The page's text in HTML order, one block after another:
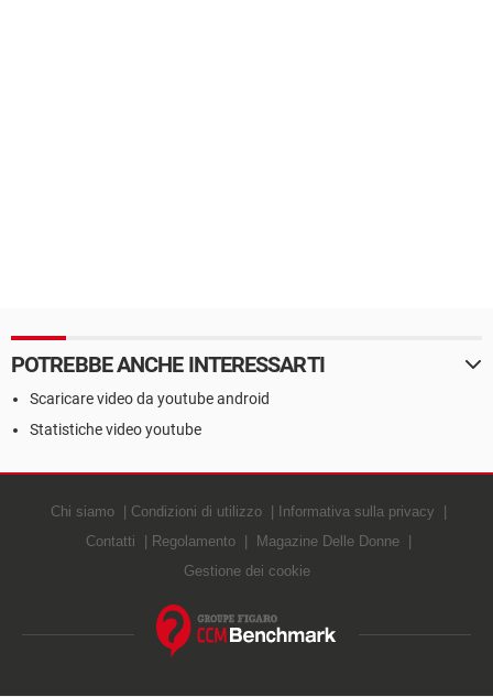
POTREBBE ANCHE INTERESSARTI
Scaricare video da youtube android
Statistiche video youtube
Chi siamo Condizioni di utilizzo
Informativa sulla privacy
Contatti
Regolamento
Magazine Delle Donne
Gestione dei cookie